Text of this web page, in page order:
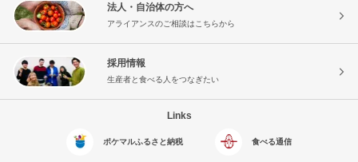
法人・自治体の方へ
アライアンスのご相談はこちらから
採用情報
生産者と食べる人をつなぎたい
Links
ポケマルふるさと納税 食べる通信